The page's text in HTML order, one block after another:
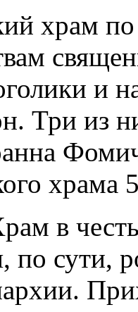
храм
и
Три из
храма
в
по сути,